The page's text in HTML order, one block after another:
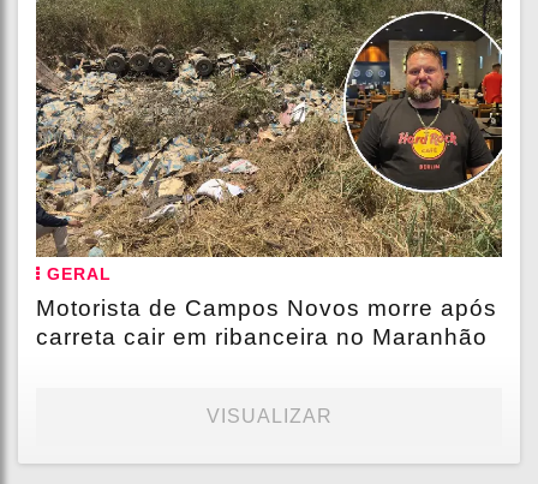
GERAL
Motorista de Campos Novos morre após
carreta cair em ribanceira no Maranhão
VISUALIZAR